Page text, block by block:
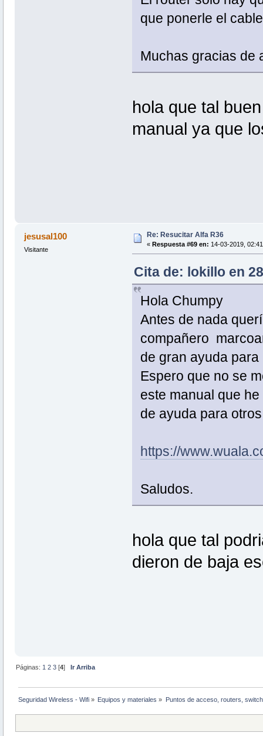
que ponerle el
Muchas gracias de
hola que tal
manual ya que
jesusal100
Visitante
Re: Resucitar Alfa R36
« Respuesta #69 en: 14-03-2019,
Cita de: lokillo en
Hola Chumpy
Antes de nada
compañero
de gran ayuda
Espero que no se
este manual que
de ayuda para
https://
Saludos.
hola que tal
dieron de baja
Páginas: 1 2 3 [4]Ir Arriba
Seguridad Wireless - Wifi » Equipos y materiales » Puntos de acceso, routers,